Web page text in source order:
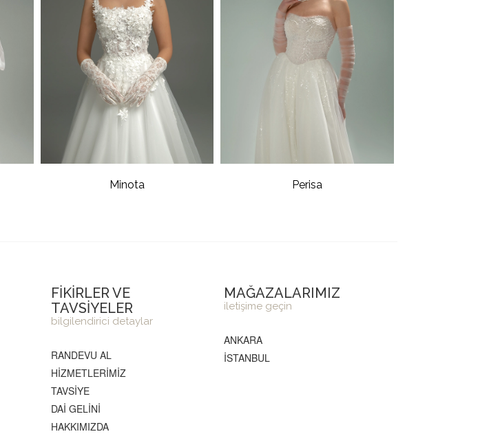
Minota Perisa
FİKİRLER VE
TAVSİYELER
bilgilendirici detaylar
RANDEVU AL
HİZMETLERİMİZ
TAVSİYE
DAİ GELİNİ
HAKKIMIZDA
MAĞAZALARIMIZ
iletişime geçin
ANKARA
İSTANBUL